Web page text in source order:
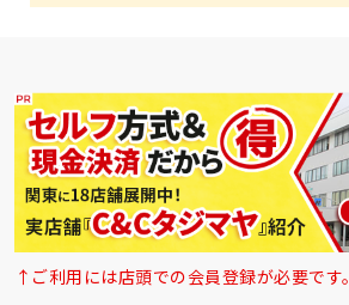
↑ご利用には店頭での会員登録が必要です。